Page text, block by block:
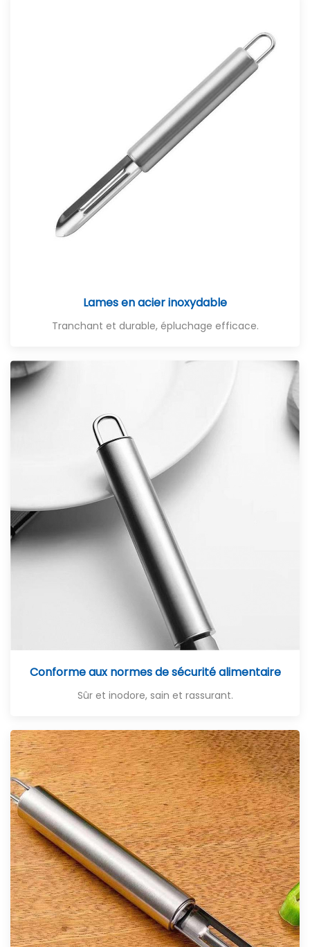
Lames en acier inoxydable
Tranchant et durable, épluchage efficace.
Conforme aux normes de sécurité alimentaire
Sûr et inodore, sain et rassurant.